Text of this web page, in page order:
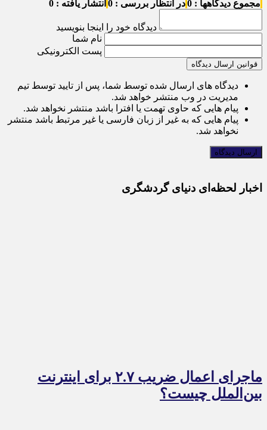
مجموع دیدگاهها : 0 در انتظار بررسی : 0 انتشار یافته : 0
دیدگاه خود را اینجا بنویسید
نام شما
پست الکترونیکی
قوانین ارسال دیدگاه
دیدگاه های ارسال شده توسط شما، پس از تایید توسط تیم
مدیریت در وب منتشر خواهد شد.
پیام هایی که حاوی تهمت یا افترا باشد منتشر نخواهد شد.
پیام هایی که به غیر از زبان فارسی یا غیر مرتبط باشد منتشر
نخواهد شد.
اخبار لحظه‌ای دنیای گردشگری
ماجرای اعمال ضریب ۲.۷ برای اینترنت
بین‌الملل چیست؟